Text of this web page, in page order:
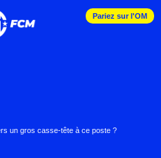
Pariez sur l'OM
un gros casse-tête à ce poste ?